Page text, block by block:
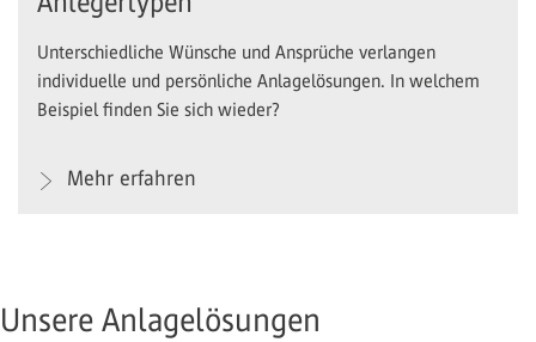
Unterschiedliche Wünsche und Ansprüche verlangen
individuelle und persönliche Anlagelösungen. In welchem
Beispiel finden Sie sich wieder?
Mehr erfahren
Unsere Anlagelösungen